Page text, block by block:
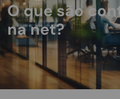
O que são
na net?